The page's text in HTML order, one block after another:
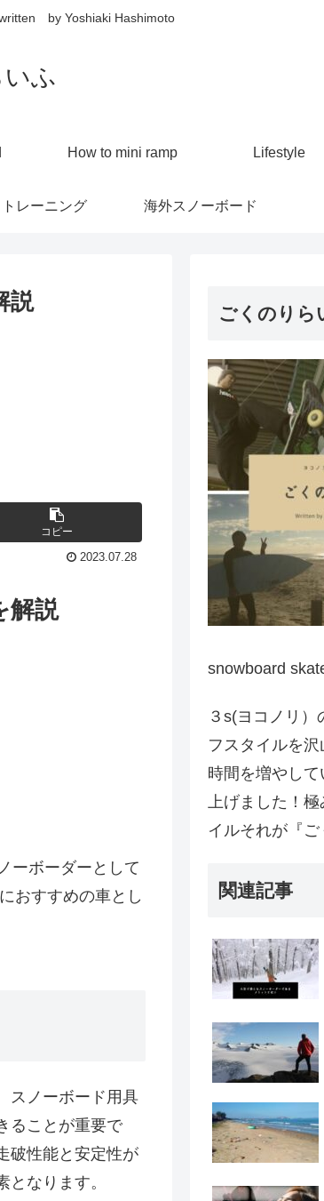
by Yoshiaki Hashimoto
ふ
How to mini ramp Lifestyle
トレーニング 海外スノーボード
説
コピー
2023.07.28
解説
ーボーダーとして
おすすめの車とし
スノーボード用具
ることが重要で
破性能と安定性が
なります。
ごくのりら
snowboard
３s(ヨコノリ）
フスタイルを
時間を増やし
上げました！
イルそれが『ご
関連記事